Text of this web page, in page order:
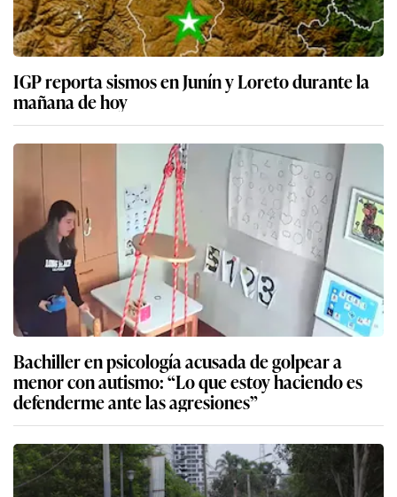
IGP reporta sismos en Junín y Loreto durante la
mañana de hoy
Bachiller en psicología acusada de golpear a
menor con autismo: “Lo que estoy haciendo es
defenderme ante las agresiones”